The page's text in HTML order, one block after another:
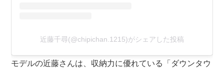
近藤千尋(@chipichan.1215)がシェアした投稿
モデルの近藤さんは、収納力に優れている「ダウンタウ